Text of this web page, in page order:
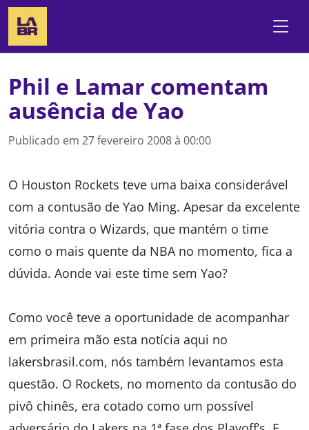
Phil e Lamar comentam
ausência de Yao
Publicado em 27 fevereiro 2008 à 00:00
O Houston Rockets teve uma baixa considerável
com a contusão de Yao Ming. Apesar da excelente
vitória contra o Wizards, que mantém o time
como o mais quente da NBA no momento, fica a
dúvida. Aonde vai este time sem Yao?
Como você teve a oportunidade de acompanhar
em primeira mão esta notícia aqui no
lakersbrasil.com, nós também levantamos esta
questão. O Rockets, no momento da contusão do
pivô chinês, era cotado como um possível